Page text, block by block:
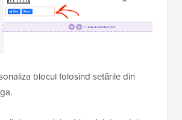
blocul folosind setările din